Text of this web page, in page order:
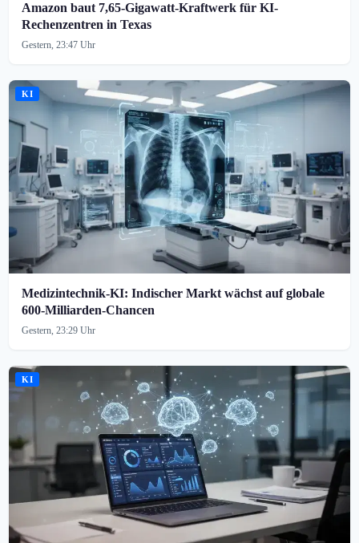
Amazon baut 7,65-Gigawatt-Kraftwerk für KI-
Rechenzentren in Texas
Gestern, 23:47 Uhr
KI
Medizintechnik-KI: Indischer Markt wächst auf globale
600-Milliarden-Chancen
Gestern, 23:29 Uhr
KI